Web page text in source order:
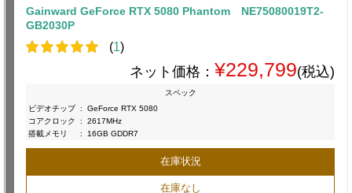
Gainward GeForce RTX 5080 Phantom NE75080019T2-
GB2030P
(1)
ネット価格： ¥229,799(税込)
スペック
ビデオチップ :
GeForce RTX 5080
コアクロック
:
2617MHz
搭載メモリ
: 16GB GDDR7
在庫状況
在庫なし